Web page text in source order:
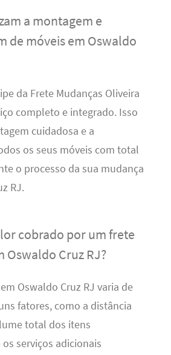
a montagem e
de móveis em Oswaldo
da Frete Mudanças Oliveira
completo e integrado. Isso
cuidadosa e a
os seus móveis com total
o processo da sua mudança
RJ.
cobrado por um frete
Oswaldo Cruz RJ?
Oswaldo Cruz RJ varia de
fatores, como a distância
total dos itens
serviços adicionais